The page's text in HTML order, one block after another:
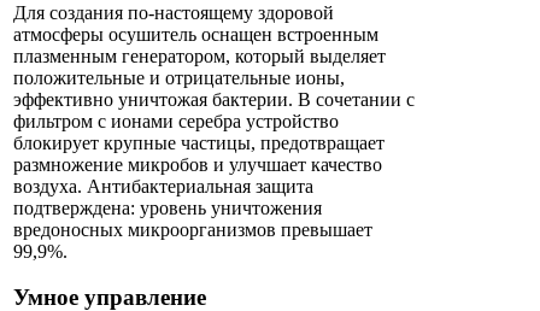
Для создания по-настоящему здоровой
атмосферы осушитель оснащен встроенным
плазменным генератором, который выделяет
положительные и отрицательные ионы,
эффективно уничтожая бактерии. В сочетании с
фильтром с ионами серебра устройство
блокирует крупные частицы, предотвращает
размножение микробов и улучшает качество
воздуха. Антибактериальная защита
подтверждена: уровень уничтожения
вредоносных микроорганизмов превышает
99,9%.
Умное управление